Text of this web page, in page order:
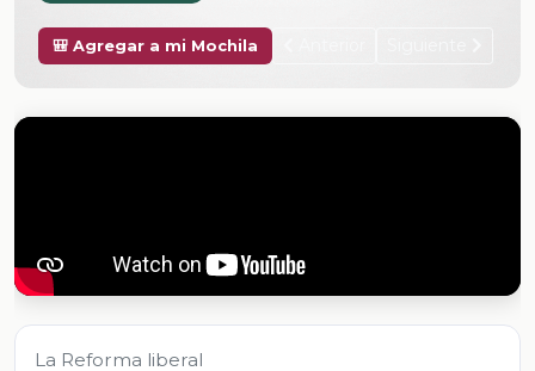
🎒 Agregar a mi Mochila
La Reforma liberal